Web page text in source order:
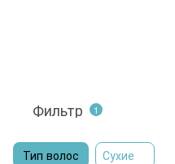
Фильтр 1
Тип волос Сухие